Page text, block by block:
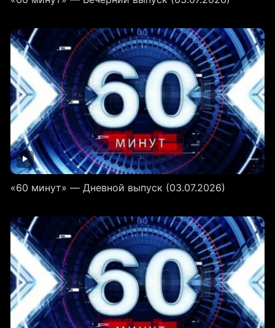
«60 минут» — Дневной выпуск (03.07.2026)